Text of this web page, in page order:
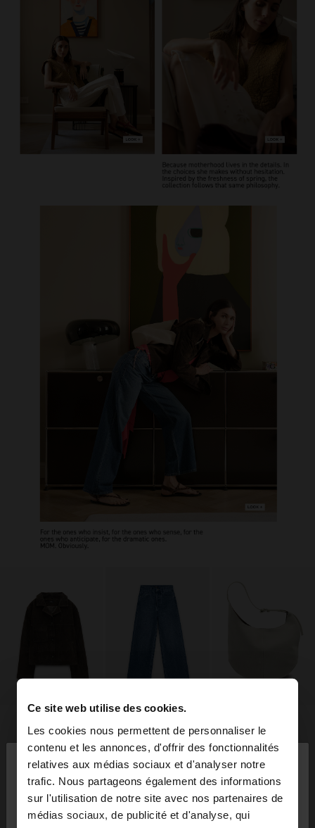
Ce site web utilise des cookies.
Les cookies nous permettent de personnaliser le
contenu et les annonces, d'offrir des fonctionnalités
relatives aux médias sociaux et d'analyser notre
trafic. Nous partageons également des informations
sur l'utilisation de notre site avec nos partenaires de
médias sociaux, de publicité et d'analyse, qui
bonjour ×
Vous accédez au site depuis Luxembourg. Voulez-
vous parcourir notre site au United States?